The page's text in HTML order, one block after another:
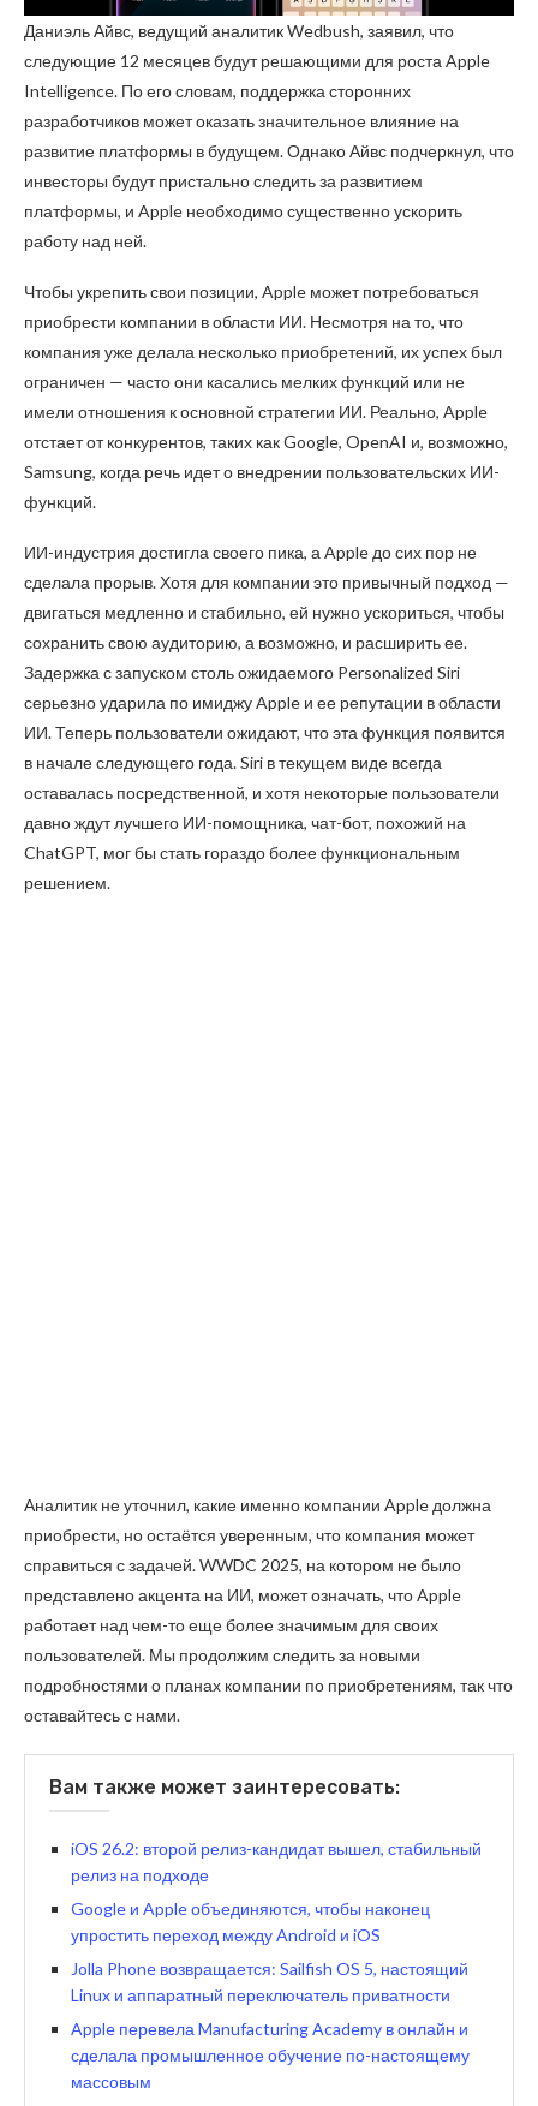
Даниэль Айвс, ведущий аналитик Wedbush, заявил, что
следующие 12 месяцев будут решающими для роста Apple
Intelligence. По его словам, поддержка сторонних
разработчиков может оказать значительное влияние на
развитие платформы в будущем. Однако Айвс подчеркнул, что
инвесторы будут пристально следить за развитием
платформы, и Apple необходимо существенно ускорить
работу над ней.
Чтобы укрепить свои позиции, Apple может потребоваться
приобрести компании в области ИИ. Несмотря на то, что
компания уже делала несколько приобретений, их успех был
ограничен — часто они касались мелких функций или не
имели отношения к основной стратегии ИИ. Реально, Apple
отстает от конкурентов, таких как Google, OpenAI и, возможно,
Samsung, когда речь идет о внедрении пользовательских ИИ-
функций.
ИИ-индустрия достигла своего пика, а Apple до сих пор не
сделала прорыв. Хотя для компании это привычный подход —
двигаться медленно и стабильно, ей нужно ускориться, чтобы
сохранить свою аудиторию, а возможно, и расширить ее.
Задержка с запуском столь ожидаемого Personalized Siri
серьезно ударила по имиджу Apple и ее репутации в области
ИИ. Теперь пользователи ожидают, что эта функция появится
в начале следующего года. Siri в текущем виде всегда
оставалась посредственной, и хотя некоторые пользователи
давно ждут лучшего ИИ-помощника, чат-бот, похожий на
ChatGPT, мог бы стать гораздо более функциональным
решением.
Аналитик не уточнил, какие именно компании Apple должна
приобрести, но остаётся уверенным, что компания может
справиться с задачей. WWDC 2025, на котором не было
представлено акцента на ИИ, может означать, что Apple
работает над чем-то еще более значимым для своих
пользователей. Мы продолжим следить за новыми
подробностями о планах компании по приобретениям, так что
оставайтесь с нами.
Вам также может заинтересовать:
iOS 26.2: второй релиз-кандидат вышел, стабильный
релиз на подходе
Google и Apple объединяются, чтобы наконец
упростить переход между Android и iOS
Jolla Phone возвращается: Sailfish OS 5, настоящий
Linux и аппаратный переключатель приватности
Apple перевела Manufacturing Academy в онлайн и
сделала промышленное обучение по-настоящему
массовым